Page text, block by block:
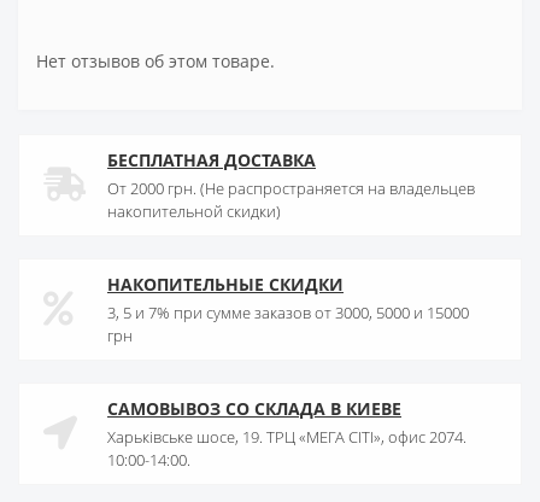
Нет отзывов об этом товаре.
БЕСПЛАТНАЯ ДОСТАВКА
От 2000 грн. (Не распространяется на владельцев
накопительной скидки)
НАКОПИТЕЛЬНЫЕ СКИДКИ
3, 5 и 7% при сумме заказов от 3000, 5000 и 15000
грн
САМОВЫВОЗ СО СКЛАДА В КИЕВЕ
Харьківське шосе, 19. ТРЦ «МЕГА СІТІ», офис 2074.
10:00-14:00.